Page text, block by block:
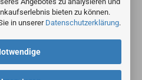
bieten zu können.
in unserer Datenschutzerklärung.